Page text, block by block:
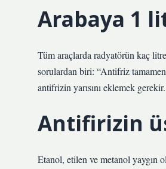
Arabaya 1
Tüm araçlarda radyatörün kaç
sorulardan biri: “Antifriz
antifrizin yarısını eklemek gerekir.
Antifirizin
Etanol, etilen ve metanol yaygın